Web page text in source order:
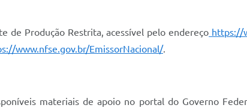
de Produção Restrita, acessível pelo endereço https://
www.nfse.gov.br/EmissorNacional/.
materiais de apoio no portal do Governo